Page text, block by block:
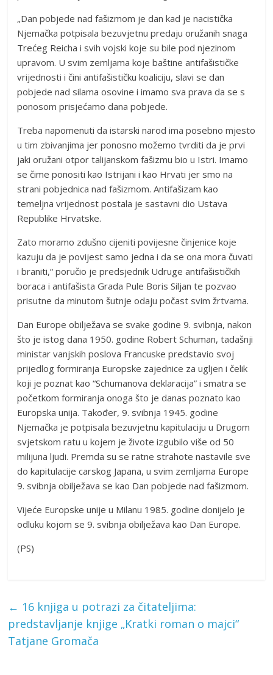
„Dan pobjede nad fašizmom je dan kad je nacistička
Njemačka potpisala bezuvjetnu predaju oružanih snaga
Trećeg Reicha i svih vojski koje su bile pod njezinom
upravom. U svim zemljama koje baštine antifašističke
vrijednosti i čini antifašističku koaliciju, slavi se dan
pobjede nad silama osovine i imamo sva prava da se s
ponosom prisjećamo dana pobjede.
Treba napomenuti da istarski narod ima posebno mjesto
u tim zbivanjima jer ponosno možemo tvrditi da je prvi
jaki oružani otpor talijanskom fašizmu bio u Istri. Imamo
se čime ponositi kao Istrijani i kao Hrvati jer smo na
strani pobjednica nad fašizmom. Antifašizam kao
temeljna vrijednost postala je sastavni dio Ustava
Republike Hrvatske.
Zato moramo zdušno cijeniti povijesne činjenice koje
kazuju da je povijest samo jedna i da se ona mora čuvati
i braniti,“ poručio je predsjednik Udruge antifašističkih
boraca i antifašista Grada Pule Boris Siljan te pozvao
prisutne da minutom šutnje odaju počast svim žrtvama.
Dan Europe obilježava se svake godine 9. svibnja, nakon
što je istog dana 1950. godine Robert Schuman, tadašnji
ministar vanjskih poslova Francuske predstavio svoj
prijedlog formiranja Europske zajednice za ugljen i čelik
koji je poznat kao “Schumanova deklaracija” i smatra se
početkom formiranja onoga što je danas poznato kao
Europska unija. Također, 9. svibnja 1945. godine
Njemačka je potpisala bezuvjetnu kapitulaciju u Drugom
svjetskom ratu u kojem je živote izgubilo više od 50
milijuna ljudi. Premda su se ratne strahote nastavile sve
do kapitulacije carskog Japana, u svim zemljama Europe
9. svibnja obilježava se kao Dan pobjede nad fašizmom.
Vijeće Europske unije u Milanu 1985. godine donijelo je
odluku kojom se 9. svibnja obilježava kao Dan Europe.
(PS)
← 16 knjiga u potrazi za čitateljima:
predstavljanje knjige „Kratki roman o majci“
Tatjane Gromača